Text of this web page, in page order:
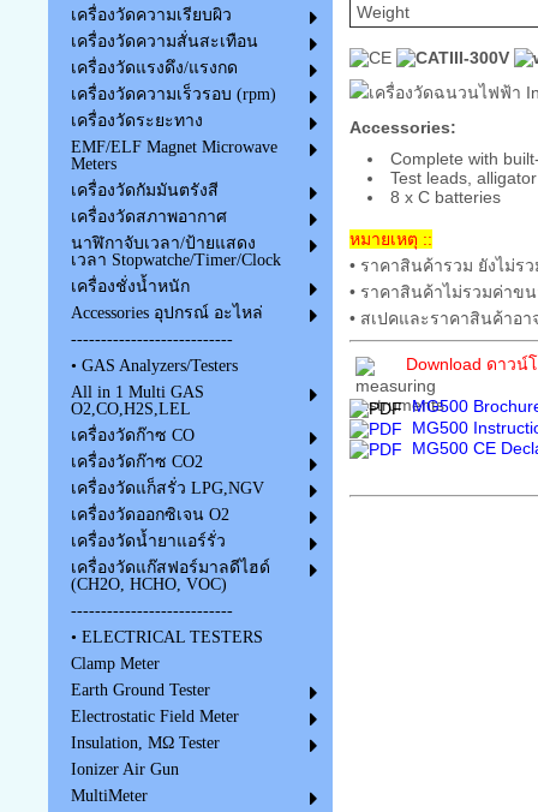
เครื่องวัดความเรียบผิว
เครื่องวัดความสั่นสะเทือน
เครื่องวัดแรงดึง/แรงกด
เครื่องวัดความเร็วรอบ (rpm)
เครื่องวัดระยะทาง
EMF/ELF Magnet Microwave
Meters
เครื่องวัดกัมมันตรังสี
เครื่องวัดสภาพอากาศ
นาฬิกาจับเวลา/ป้ายแสดง
เวลา Stopwatche/Timer/Clock
เครื่องชั่งน้ำหนัก
Accessories อุปกรณ์ อะไหล่
---------------------------
• GAS Analyzers/Testers
All in 1 Multi GAS
O2,CO,H2S,LEL
เครื่องวัดก๊าซ CO
เครื่องวัดก๊าซ CO2
เครื่องวัดแก็สรั่ว LPG,NGV
เครื่องวัดออกซิเจน O2
เครื่องวัดน้ำยาแอร์รั่ว
เครื่องวัดแก๊สฟอร์มาลดีไฮด์
(CH2O, HCHO, VOC)
---------------------------
• ELECTRICAL TESTERS
Clamp Meter
Earth Ground Tester
Electrostatic Field Meter
Insulation, MΩ Tester
Ionizer Air Gun
MultiMeter
Weight
Accessories:
Complete with
Test leads,
8 x C batteries
หมายเหตุ ::
• ราคาสินค้ารวม ยังไม่ร
• ราคาสินค้าไม่รวมค่าข
• สเปคและราคาสินค้าอ
Download ดาว
MG500
MG500
MG500 CE